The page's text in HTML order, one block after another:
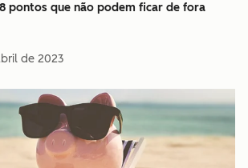
pontos que não podem ficar de fora
de 2023